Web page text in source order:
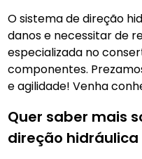
O sistema de direção
danos e necessitar de
especializada no
componentes.
e agilidade! Venha
Quer saber mais
direção